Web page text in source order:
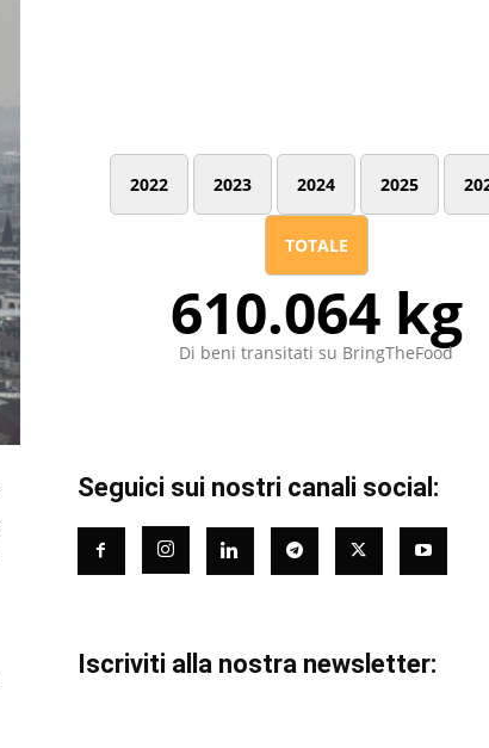
2022 2023 2024 2025
TOTALE
610.064 kg
Di beni transitati su BringTheFood
Seguici sui nostri canali social:
Iscriviti alla nostra newsletter: